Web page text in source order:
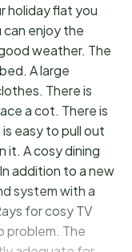
holiday flat you
enjoy the
weather. The
A large
There is
a cot. There is
easy to pull out
it. A cosy dining
addition to a new
system with a
for cosy TV
problem. The